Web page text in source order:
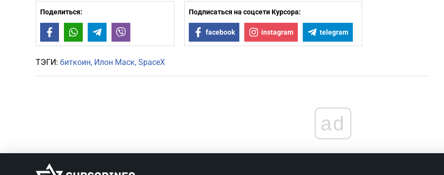
Поделиться:
FacebookWhatsAppTelegram
Подписаться на соцсети Курсора:
facebook instagram telegram
ТЭГИ: биткоин Илон Маск SpaceX
ad